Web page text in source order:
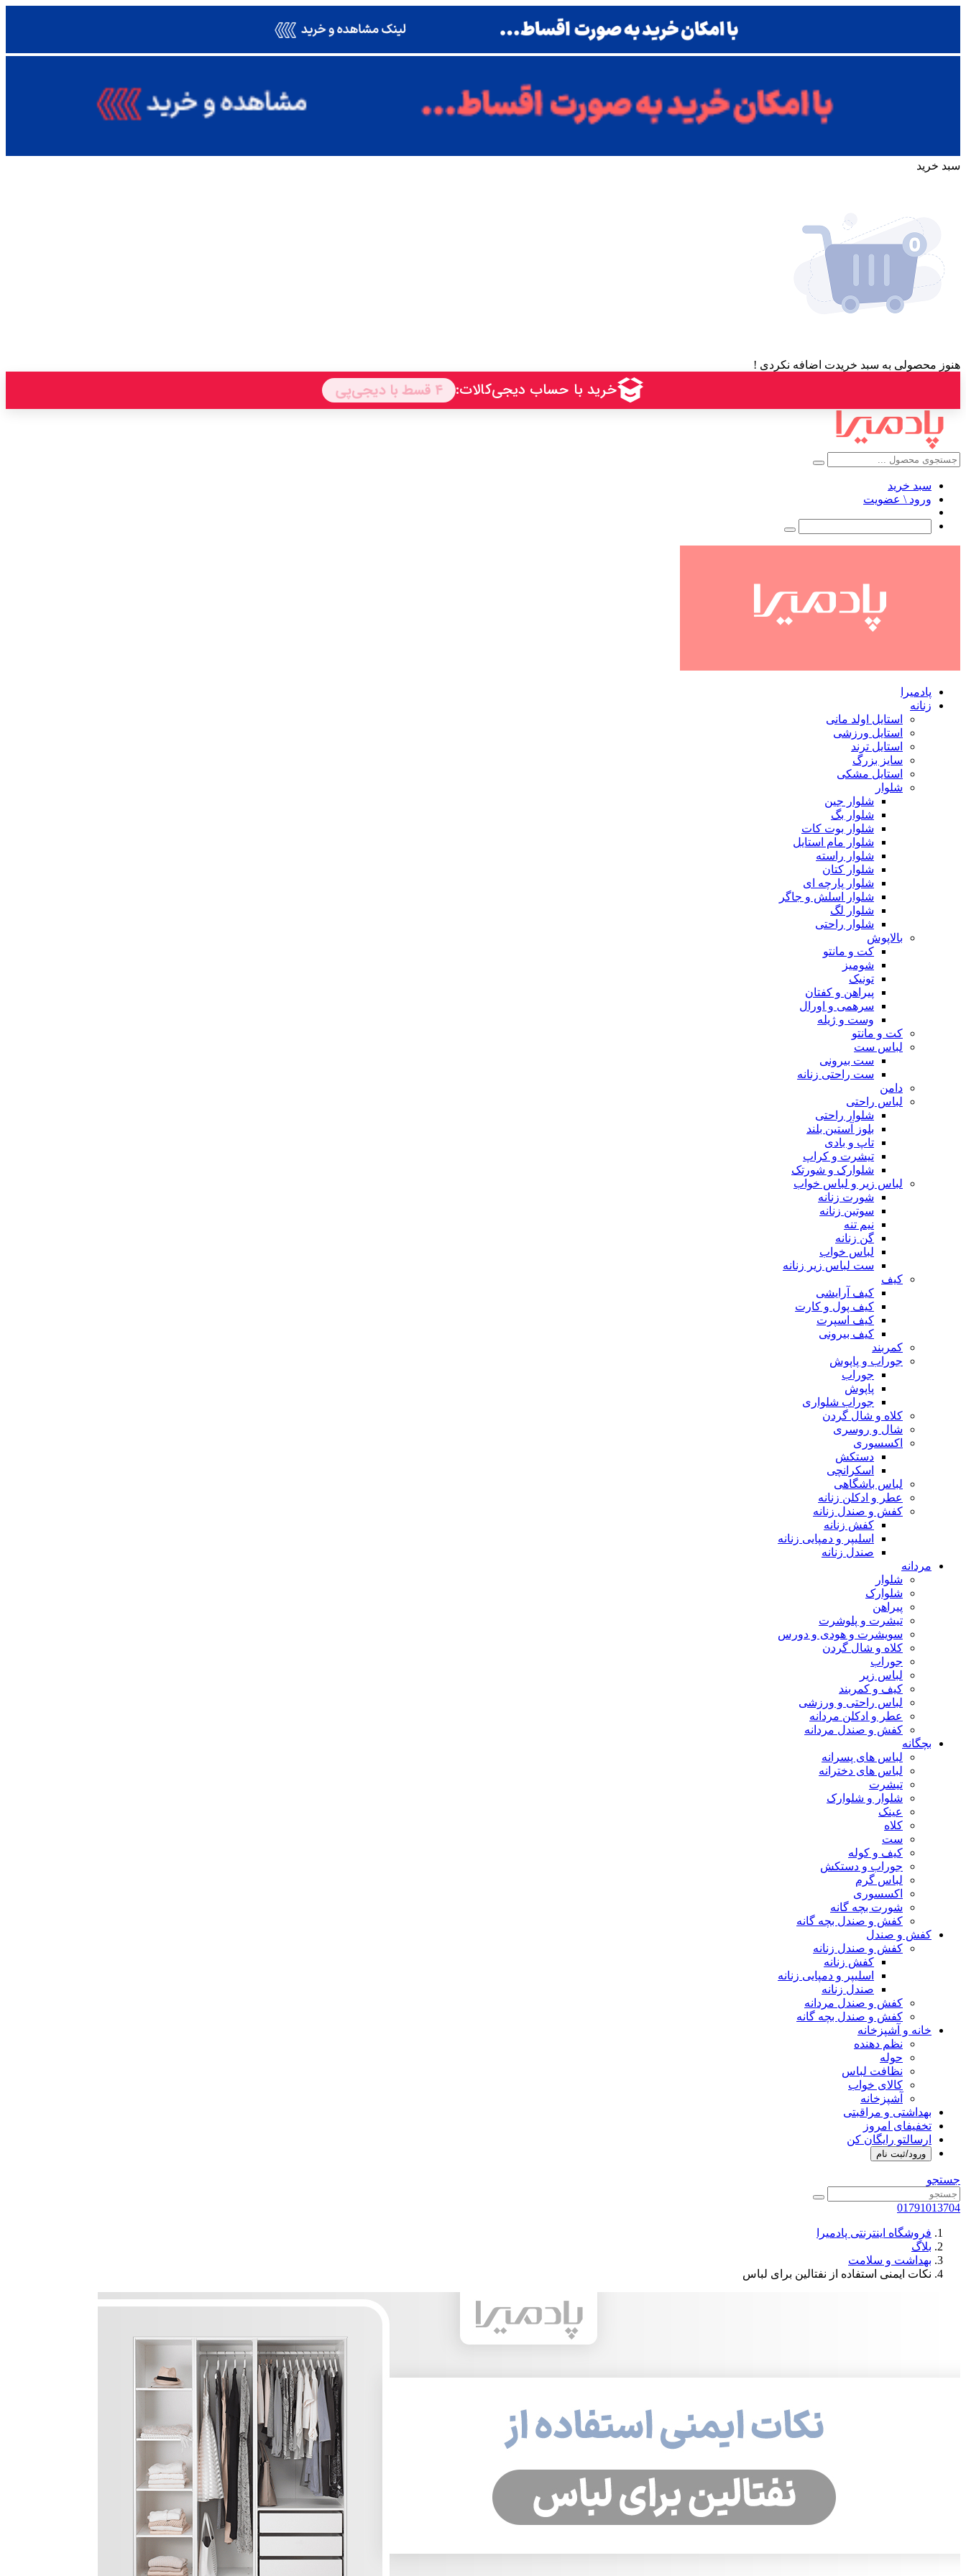
سبد خرید
هنوز محصولی به سبد خریدت اضافه نکردی !
سبد خرید
ورود \ عضویت
پادمیرا
زنانه
استایل اولد مانی
استایل ورزشی
استایل ترند
سایز بزرگ
استایل مشکی
شلوار
شلوار جین
شلوار بگ
شلوار بوت کات
شلوار مام استایل
شلوار راسته
شلوار کتان
شلوار پارچه ای
شلوار اسلش و جاگر
شلوار لگ
شلوار راحتی
بالاپوش
کت و مانتو
شومیز
تونیک
پیراهن و کفتان
سرهمی و اورال
وست و ژیله
کت و مانتو
لباس ست
ست بیرونی
ست راحتی زنانه
دامن
لباس راحتی
شلوار راحتی
بلوز آستین بلند
تاپ و بادی
تیشرت و کراپ
شلوارک و شورتک
لباس زیر و لباس خواب
شورت زنانه
سوتین زنانه
نیم تنه
گن زنانه
لباس خواب
ست لباس زیر زنانه
کیف
کیف آرایشی
کیف پول و کارت
کیف اسپرت
کیف بیرونی
کمربند
جوراب و پاپوش
جوراب
پاپوش
جوراب شلواری
کلاه و شال گردن
شال و روسری
اکسسوری
دستکش
اسکرانچی
لباس باشگاهی
عطر و ادکلن زنانه
کفش و صندل زنانه
کفش زنانه
اسلیپر و دمپایی زنانه
صندل زنانه
مردانه
شلوار
شلوارک
پیراهن
تیشرت و پلوشرت
سویشرت و هودی و دورس
کلاه و شال گردن
جوراب
لباس زیر
کیف و کمربند
لباس راحتی و ورزشی
عطر و ادکلن مردانه
کفش و صندل مردانه
بچگانه
لباس های پسرانه
لباس های دخترانه
تیشرت
شلوار و شلوارک
عینک
کلاه
ست
کیف و کوله
جوراب و دستکش
لباس گرم
اکسسوری
شورت بچه گانه
کفش و صندل بچه گانه
کفش و صندل
کفش و صندل زنانه
کفش زنانه
اسلیپر و دمپایی زنانه
صندل زنانه
کفش و صندل مردانه
کفش و صندل بچه گانه
خانه و آشپزخانه
نظم دهنده
حوله
نظافت لباس
کالای خواب
آشپزخانه
بهداشتی و مراقبتی
تخفیفای امروز
ارسالتو رایگان کن
ورود/ثبت نام
جستجو
01791013704
فروشگاه اینترنتی پادمیرا
بلاگ
بهداشت و سلامت
نکات ایمنی استفاده از نفتالین برای لباس